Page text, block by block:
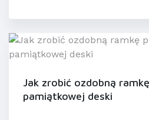
Jak zrobić ozdobną
pamiątkowej deski